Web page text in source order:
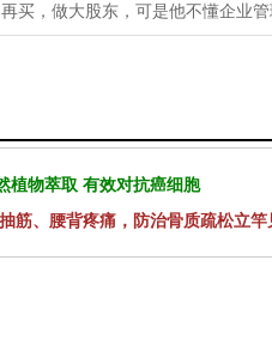
买，做大股东，可是他不懂企业
植物萃取 有效对抗癌细胞
筋、腰背疼痛，防治骨质疏松立竿